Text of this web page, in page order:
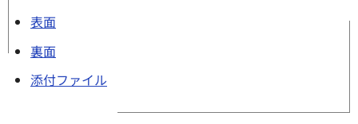
表面
裏面
添付ファイル